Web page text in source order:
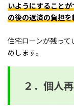
いようにすること
の後の返済の負担
住宅ローンが残っ
めします。
２．個人